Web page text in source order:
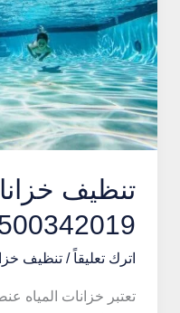
تنظيف
اترك تعليقاً / تنظيف
تعتبر خزانات المياه